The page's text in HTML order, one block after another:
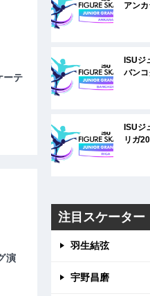
ーテ
演
アン
ISUジ
バン
ISUジ
リガ
注目スケーター
羽生結弦
宇野昌磨